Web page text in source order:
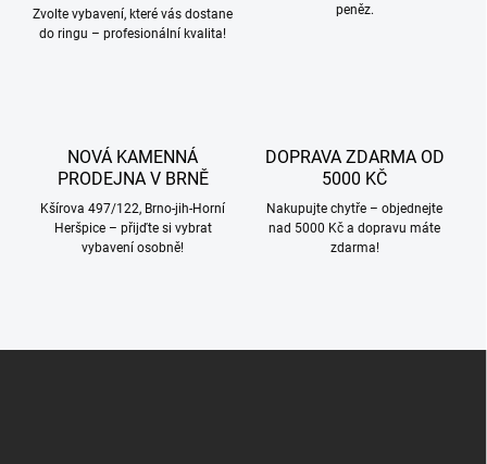
Zvolte vybavení, které vás dostane
do ringu – profesionální kvalita!
peněz.
NOVÁ KAMENNÁ
PRODEJNA V BRNĚ
Kšírova 497/122, Brno-jih-Horní
Heršpice – přijďte si vybrat
vybavení osobně!
DOPRAVA ZDARMA OD
5000 KČ
Nakupujte chytře – objednejte
nad 5000 Kč a dopravu máte
zdarma!